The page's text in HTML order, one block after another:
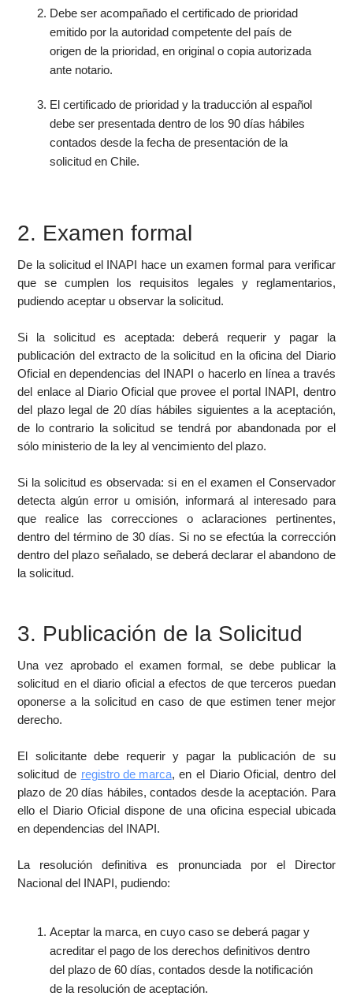
Debe ser acompañado el certificado de prioridad
emitido por la autoridad competente del país de
origen de la prioridad, en original o copia autorizada
ante notario.
El certificado de prioridad y la traducción al español
debe ser presentada dentro de los 90 días hábiles
contados desde la fecha de presentación de la
solicitud en Chile.
2. Examen formal
De la solicitud el INAPI hace un examen formal para verificar
que se cumplen los requisitos legales y reglamentarios,
pudiendo aceptar u observar la solicitud.
Si la solicitud es aceptada: deberá requerir y pagar la
publicación del extracto de la solicitud en la oficina del Diario
Oficial en dependencias del INAPI o hacerlo en línea a través
del enlace al Diario Oficial que provee el portal INAPI, dentro
del plazo legal de 20 días hábiles siguientes a la aceptación,
de lo contrario la solicitud se tendrá por abandonada por el
sólo ministerio de la ley al vencimiento del plazo.
Si la solicitud es observada: si en el examen el Conservador
detecta algún error u omisión, informará al interesado para
que realice las correcciones o aclaraciones pertinentes,
dentro del término de 30 días. Si no se efectúa la corrección
dentro del plazo señalado, se deberá declarar el abandono de
la solicitud.
3. Publicación de la Solicitud
Una vez aprobado el examen formal, se debe publicar la
solicitud en el diario oficial a efectos de que terceros puedan
oponerse a la solicitud en caso de que estimen tener mejor
derecho.
El solicitante debe requerir y pagar la publicación de su
solicitud de registro de marca, en el Diario Oficial, dentro del
plazo de 20 días hábiles, contados desde la aceptación. Para
ello el Diario Oficial dispone de una oficina especial ubicada
en dependencias del INAPI.
La resolución definitiva es pronunciada por el Director
Nacional del INAPI, pudiendo:
Aceptar la marca, en cuyo caso se deberá pagar y
acreditar el pago de los derechos definitivos dentro
del plazo de 60 días, contados desde la notificación
de la resolución de aceptación.